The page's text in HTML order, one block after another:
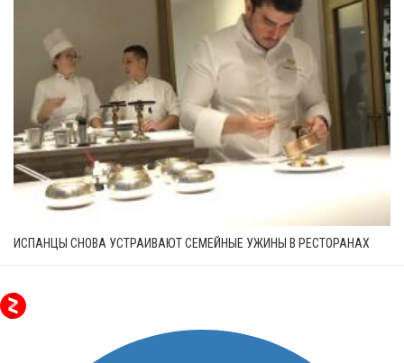
ИСПАНЦЫ СНОВА УСТРАИВАЮТ СЕМЕЙНЫЕ УЖИНЫ В РЕСТОРАНАХ